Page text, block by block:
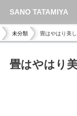
未分類 畳はやはり美
畳はやはり美
SANO TATAMIYA